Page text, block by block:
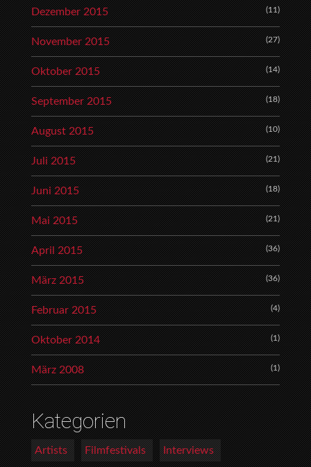
Dezember 2015 (11)
November 2015 (27)
Oktober 2015 (14)
September 2015 (18)
August 2015 (10)
Juli 2015 (21)
Juni 2015 (18)
Mai 2015 (21)
April 2015 (36)
März 2015 (36)
Februar 2015 (4)
Oktober 2014 (1)
März 2008 (1)
Kategorien
Artists Filmfestivals Interviews